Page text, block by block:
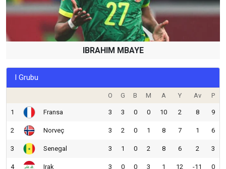
IBRAHIM MBAYE
I Grubu
O G B M A Y Av P
1 Fransa 3 3 0 0 10 2 8 9
2 Norveç 3 2 0 1 8 7 1 6
3 Senegal 3 1 0 2 8 6 2 3
4 Irak 3 0 0 3 1 12 -11 0